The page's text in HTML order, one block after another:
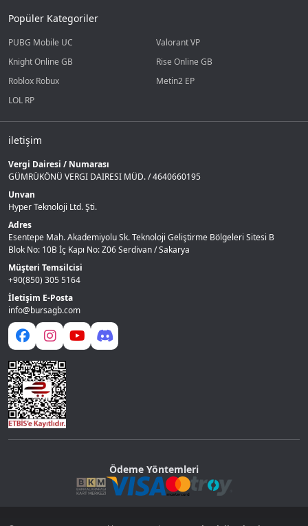
Popüler Kategoriler
PUBG Mobile UC
Valorant VP
Knight Online GB
Rise Online GB
Roblox Robux
Metin2 EP
LOL RP
iletişim
Vergi Dairesi / Numarası
GÜMRÜKÖNÜ VERGI DAIRESI MÜD. / 4640660195
Unvan
Hyper Teknoloji Ltd. Şti.
Adres
Esentepe Mah. Akademiyolu Sk. Teknoloji Geliştirme Bölgeleri Sitesi B
Blok No: 10B İç Kapı No: Z06 Serdivan / Sakarya
Müşteri Temsilcisi
+90(850) 305 5164
İletişim E-Posta
info@bursagb.com
Ödeme Yöntemleri